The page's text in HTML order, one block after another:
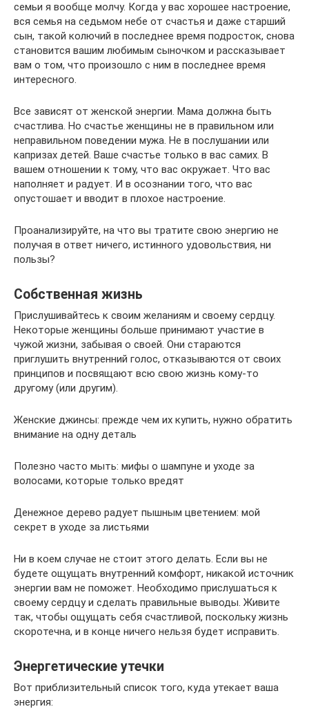
семьи я вообще молчу. Когда у вас хорошее настроение,
вся семья на седьмом небе от счастья и даже старший
сын, такой колючий в последнее время подросток, снова
становится вашим любимым сыночком и рассказывает
вам о том, что произошло с ним в последнее время
интересного.
Все зависят от женской энергии. Мама должна быть
счастлива. Но счастье женщины не в правильном или
неправильном поведении мужа. Не в послушании или
капризах детей. Ваше счастье только в вас самих. В
вашем отношении к тому, что вас окружает. Что вас
наполняет и радует. И в осознании того, что вас
опустошает и вводит в плохое настроение.
Проанализируйте, на что вы тратите свою энергию не
получая в ответ ничего, истинного удовольствия, ни
пользы?
Собственная жизнь
Прислушивайтесь к своим желаниям и своему сердцу.
Некоторые женщины больше принимают участие в
чужой жизни, забывая о своей. Они стараются
приглушить внутренний голос, отказываются от своих
принципов и посвящают всю свою жизнь кому-то
другому (или другим).
Женские джинсы: прежде чем их купить, нужно обратить
внимание на одну деталь
Полезно часто мыть: мифы о шампуне и уходе за
волосами, которые только вредят
Денежное дерево радует пышным цветением: мой
секрет в уходе за листьями
Ни в коем случае не стоит этого делать. Если вы не
будете ощущать внутренний комфорт, никакой источник
энергии вам не поможет. Необходимо прислушаться к
своему сердцу и сделать правильные выводы. Живите
так, чтобы ощущать себя счастливой, поскольку жизнь
скоротечна, и в конце ничего нельзя будет исправить.
Энергетические утечки
Вот приблизительный список того, куда утекает ваша
энергия: